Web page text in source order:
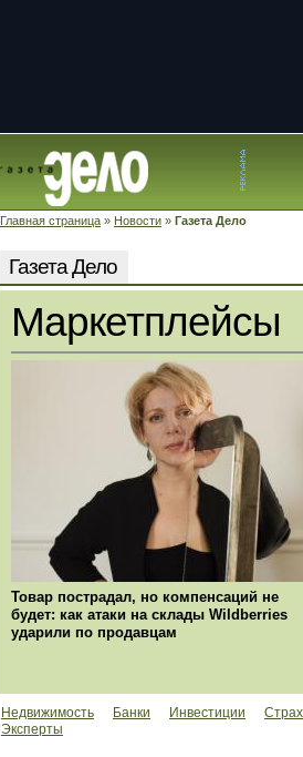
Главная страница » Новости » Газета Дело
Газета Дело
Маркетплейсы
Товар пострадал, но компенсаций не
будет: как атаки на склады Wildberries
ударили по продавцам
Недвижимость Банки Инвестиции
Эксперты